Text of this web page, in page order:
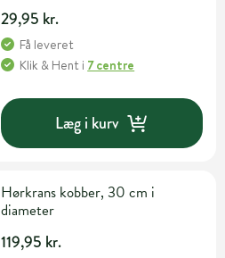
29,95 kr.
Få leveret
Klik & Hent i 7 centre
Læg i kurv
Hørkrans kobber, 30 cm i
diameter
119,95 kr.